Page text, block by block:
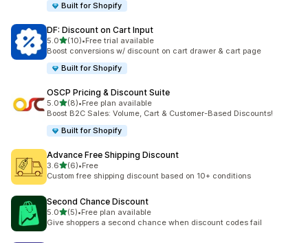
Built for Shopify
DF: Discount on Cart Input
5.0별 5개 중
(10)
총 리뷰 10개
•Free trial available
Boost conversions w/ discount on cart drawer & cart page
Built for Shopify
OSCP Pricing & Discount Suite
5.0별 5개 중
(8)
총 리뷰 8개
•Free plan available
Boost B2C Sales: Volume, Cart & Customer-Based Discounts!
Built for Shopify
Advance Free Shipping Discount
3.6별 5개 중
(6)
총 리뷰 6개
•Free
Custom free shipping discount based on 10+ conditions
Second Chance Discount
5.0별 5개 중
(5)
총 리뷰 5개
•Free plan available
Give shoppers a second chance when discount codes fail